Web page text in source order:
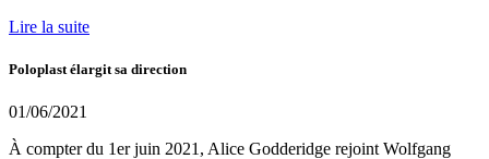
Lire la suite
Poloplast élargit sa direction
01/06/2021
À compter du 1er juin 2021, Alice Godderidge rejoint Wolfgang